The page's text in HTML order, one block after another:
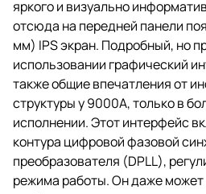
яркого и визуально
отсюда на передней панели
мм) IPS экран. Подробный, но
использовании графический
также общие впечатления от
структуры у 9000A, только в
исполнении. Этот интерфейс
контура цифровой фазовой
преобразователя (DPLL),
режима работы. Он даже может